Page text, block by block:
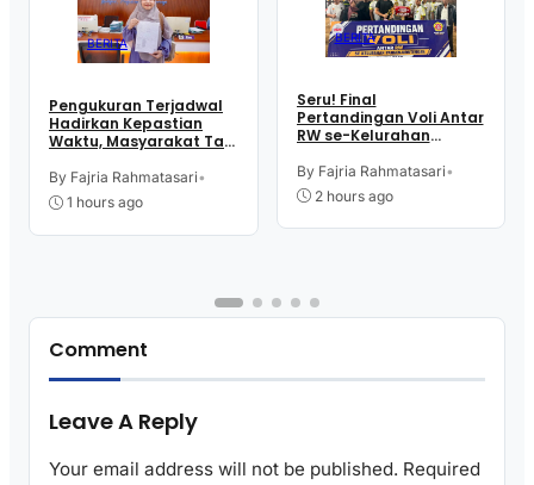
BERITA
Pengukuran Terjadwal
Hadirkan Kepastian
Waktu, Masyarakat Tak
Layanan Pertanahan
By Fajria Rahmatasari•
1 hours ago
BERITA
Seru! Final
Pertandingan Voli Antar
RW se-Kelurahan
Sambut HUT RI
By Fajria Rahmatasari•
2 hours ago
Comment
Leave A Reply
Your email address will not be published. Required